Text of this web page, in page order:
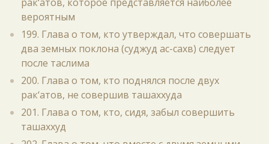
вероятным
199. Глава о том, кто утверждал, что совершать
два земных поклона (суджуд ас-сахв) следует
после таслима
200. Глава о том, кто поднялся после двух
рак‘атов, не совершив ташаххуда
201. Глава о том, кто, сидя, забыл совершить
ташаххуд